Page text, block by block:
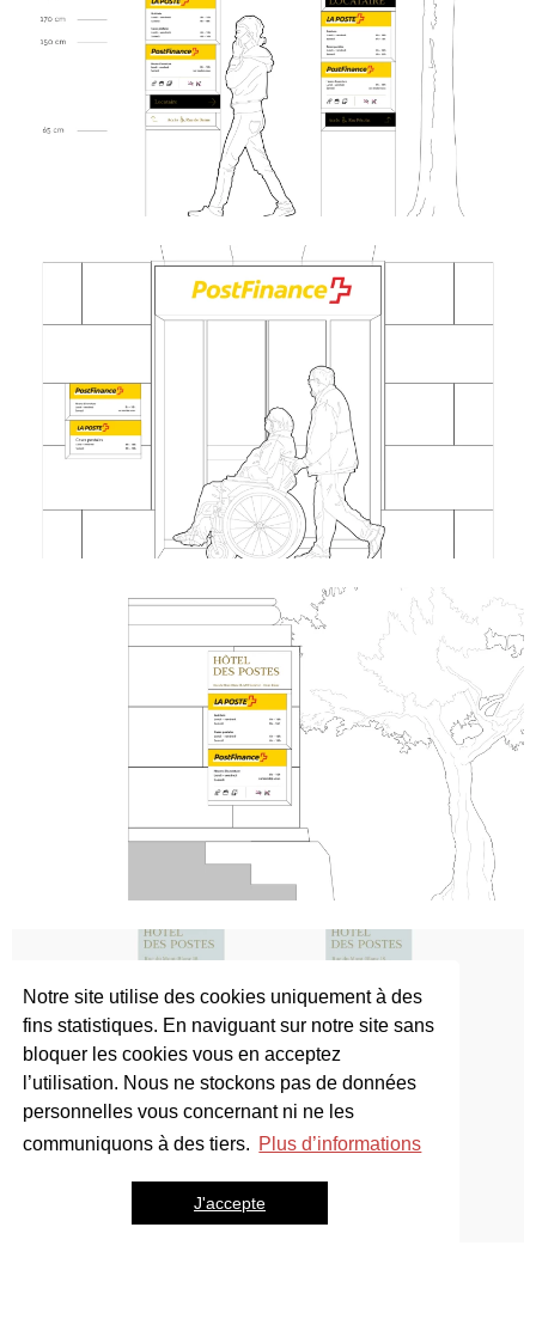
Notre site utilise des cookies uniquement à des
fins statistiques. En naviguant sur notre site sans
bloquer les cookies vous en acceptez
l’utilisation. Nous ne stockons pas de données
personnelles vous concernant ni ne les
communiquons à des tiers. Plus d’informations
J'accepte